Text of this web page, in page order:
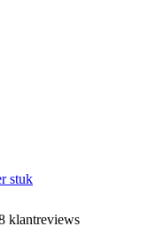
stuk
klantreviews